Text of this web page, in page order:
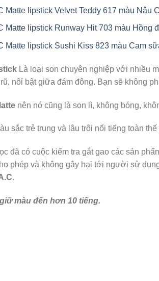
Matte lipstick Velvet Teddy 617 màu Nâu
Matte lipstick Runway Hit 703 màu Hồng
Matte lipstick Sushi Kiss 823 màu Cam
Là loại son chuyên nghiệp với nhiều
nôỉ bật giữa đám đông. Bạn sẽ không
nên nó cũng là son lì, không bóng,
sắc trẻ trung và lâu trôi nổi tiếng toàn
đã có cuộc kiểm tra gắt gao các sản
phép và không gây hại tới người sử
.
màu đến hơn 10 tiếng.